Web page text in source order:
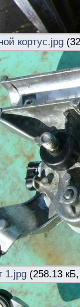
кортус.jpg
1.jpg (258.13